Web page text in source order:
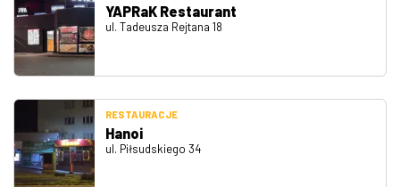
YAPRaK Restaurant
ul. Tadeusza Rejtana 18
RESTAURACJE
Hanoi
ul. Piłsudskiego 34